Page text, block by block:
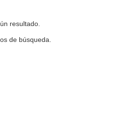
resultado.
de búsqueda.